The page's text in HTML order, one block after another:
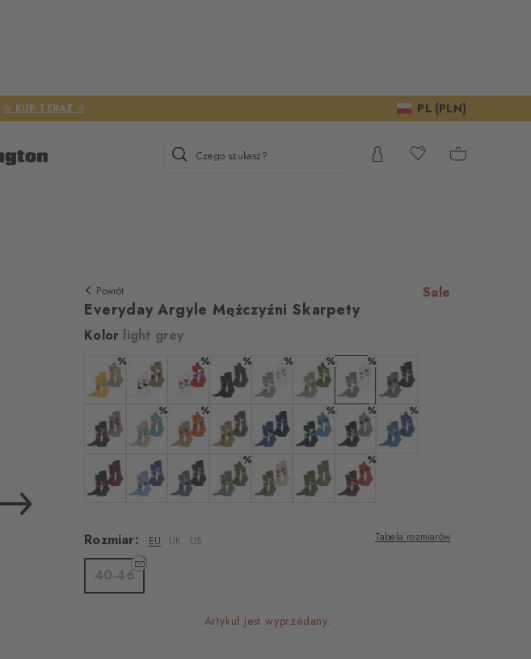
☆ KUP TERAZ ☆ PL (PLN)
Czego szukasz?
Powrót Sale
Everyday Argyle Mężczyźni Skarpety
Kolor light grey
%
Kolor mustard
Kolor white
%
Kolor off-white
%
Kolor black
%
Kolor lt. heather
%
Kolor l. grey mel.
%
Kolor light greyKolor light greymel.
Kolor oil mel.
%
Kolor zement
%
Kolor sesameKolor brown sugar
Kolor deep blue
%
Kolor marine
%
Kolor marine
%
% %
Rozmiar:
EU UK US Tabela rozmiarów
40-46
Artykuł jest wyprzedany.